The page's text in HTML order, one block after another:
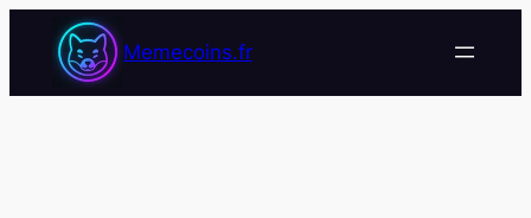
Memecoins.fr